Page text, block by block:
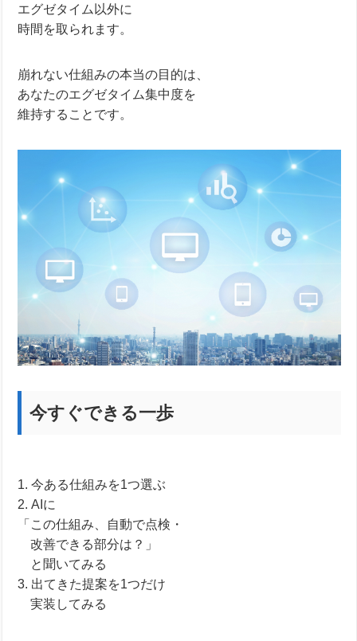
エグゼタイム以外に
時間を取られます。
崩れない仕組みの本当の目的は、
あなたのエグゼタイム集中度を
維持することです。
今すぐできる一歩
1. 今ある仕組みを1つ選ぶ
2. AIに
「この仕組み、自動で点検・
改善できる部分は？」
と聞いてみる
3. 出てきた提案を1つだけ
実装してみる